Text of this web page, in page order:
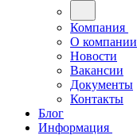
Компания
О компании
Новости
Вакансии
Документы
Контакты
Блог
Информация